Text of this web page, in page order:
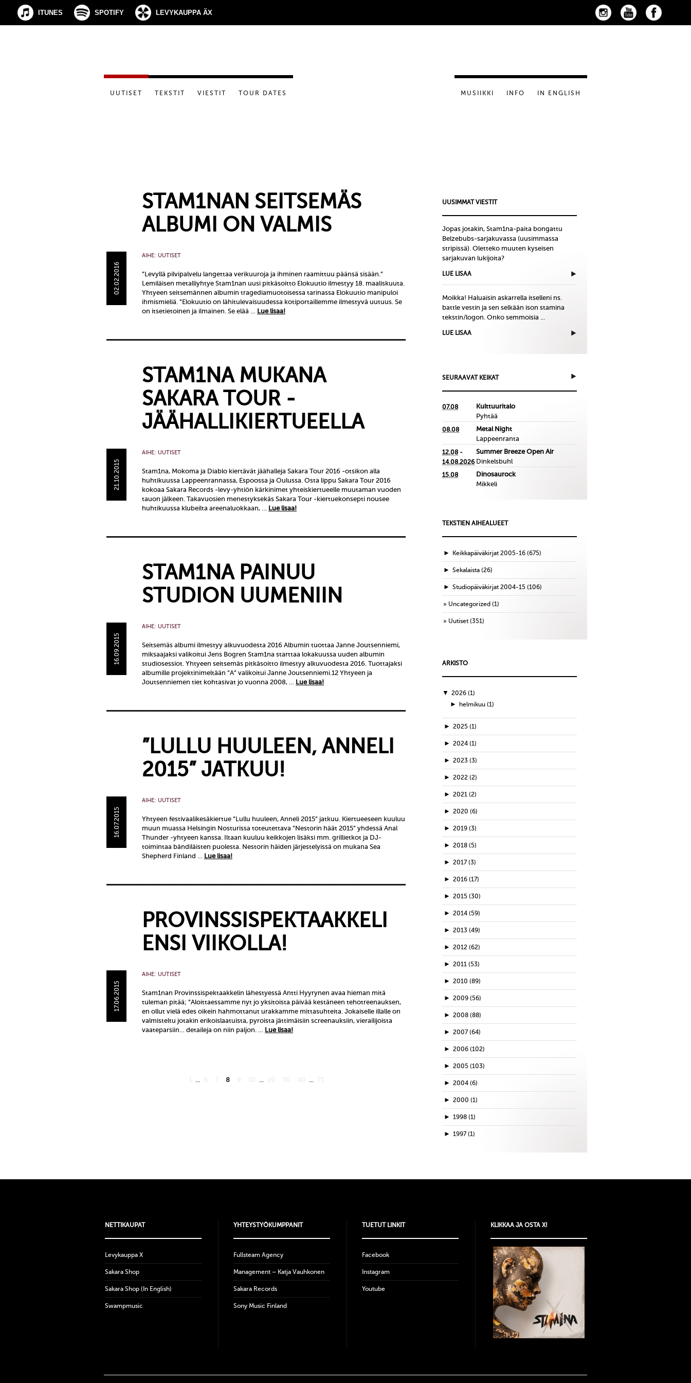
ITUNES SPOTIFY LEVYKAUPPA ÄX
UUTISET TEKSTIT VIESTIT TOUR DATES MUSIIKKI INFO IN ENGLISH
STAM1NAN SEITSEMÄS
ALBUMI ON VALMIS
02.02.2016
AIHE: UUTISET
”Levyllä pilvipalvelu langettaa verikuuroja ja ihminen raamittuu päänsä sisään.”
Lemiläisen metalliyhtye Stam1nan uusi pitkäsoitto Elokuutio ilmestyy 18. maaliskuuta.
Yhtyeen seitsemännen albumin tragediamuotoisessa tarinassa Elokuutio manipuloi
ihmismieliä. ”Elokuutio on lähitulevaisuudessa kotiportaillemme ilmestyvä uutuus. Se
on itsetietoinen ja ilmainen. Se elää … Lue lisaa!
STAM1NA MUKANA
SAKARA TOUR -
JÄÄHALLIKIERTUEELLA
21.10.2015
AIHE: UUTISET
Stam1na, Mokoma ja Diablo kiertävät jäähalleja Sakara Tour 2016 -otsikon alla
huhtikuussa Lappeenrannassa, Espoossa ja Oulussa. Osta lippu Sakara Tour 2016
kokoaa Sakara Records -levy-yhtiön kärkinimet yhteiskiertueelle muutaman vuoden
tauon jälkeen. Takavuosien menestyksekäs Sakara Tour -kiertuekonsepti nousee
huhtikuussa klubeilta areenaluokkaan, … Lue lisaa!
STAM1NA PAINUU
STUDION UUMENIIN
16.09.2015
AIHE: UUTISET
Seitsemäs albumi ilmestyy alkuvuodesta 2016 Albumin tuottaa Janne Joutsenniemi,
miksaajaksi valikoitui Jens Bogren Stam1na starttaa lokakuussa uuden albumin
studiosessiot. Yhtyeen seitsemäs pitkäsoitto ilmestyy alkuvuodesta 2016. Tuottajaksi
albumille projektinimeltään ”A” valikoitui Janne Joutsenniemi.12 Yhtyeen ja
Joutsenniemen tiet kohtasivat jo vuonna 2008, … Lue lisaa!
”LULLU HUULEEN, ANNELI
2015” JATKUU!
16.07.2015
AIHE: UUTISET
Yhtyeen festivaalikesäkiertue ”Lullu huuleen, Anneli 2015” jatkuu. Kiertueeseen kuuluu
muun muassa Helsingin Nosturissa toteutettava ”Nestorin häät 2015” yhdessä Anal
Thunder -yhtyeen kanssa. Iltaan kuuluu keikkojen lisäksi mm. grillietkot ja DJ-
toimintaa bändiläisten puolesta. Nestorin häiden järjestelyissä on mukana Sea
Shepherd Finland … Lue lisaa!
PROVINSSISPEKTAAKKELI
ENSI VIIKOLLA!
17.06.2015
AIHE: UUTISET
Stam1nan Provinssispektaakkelin lähestyessä Antti Hyyrynen avaa hieman mitä
tuleman pitää; ”Aloittaessamme nyt jo yksitoista päivää kestäneen tehotreenauksen,
en ollut vielä edes oikein hahmottanut urakkamme mittasuhteita. Jokaiselle illalle on
valmisteltu jotakin erikoislaatuista, pyroista jättimäisiin screenauksiin, vierailijoista
vaateparsiin… detaileja on niin paljon. … Lue lisaa!
... 8 ... ...
UUSIMMAT VIESTIT
Jopas jotakin, Stam1na-paita bongattu
Belzebubs-sarjakuvassa (uusimmassa
stripissä). Oletteko muuten kyseisen
sarjakuvan lukijoita?
LUE LISAA
Moikka! Haluaisin askarrella itselleni ns.
battle vestin ja sen selkään ison stamina
tekstin/logon. Onko semmoisia ...
LUE LISAA
SEURAAVAT KEIKAT
07.08
Kulttuuritalo
Pyhtää
08.08
Metal Night
Lappeenranta
12.08 -
14.08.2026
Summer Breeze Open Air
Dinkelsbuhl
15.08
Dinosaurock
Mikkeli
TEKSTIEN AIHEALUEET
► Keikkapäiväkirjat 2005-16 (675)
► Sekalaista (26)
► Studiopäiväkirjat 2004-15 (106)
Uncategorized (1)
Uutiset (351)
ARKISTO
▼ 2026 (1)
► helmikuu (1)
► 2025 (1)
► 2024 (1)
► 2023 (3)
► 2022 (2)
► 2021 (2)
► 2020 (6)
► 2019 (3)
► 2018 (5)
► 2017 (3)
► 2016 (17)
► 2015 (30)
► 2014 (59)
► 2013 (49)
► 2012 (62)
► 2011 (53)
► 2010 (89)
► 2009 (56)
► 2008 (88)
► 2007 (64)
► 2006 (102)
► 2005 (103)
► 2004 (6)
► 2000 (1)
► 1998 (1)
► 1997 (1)
NETTIKAUPAT
Levykauppa X
Sakara Shop
Sakara Shop (In English)
Swampmusic
YHTEYSTYÖKUMPPANIT
Fullsteam Agency
Management – Katja Vauhkonen
Sakara Records
Sony Music Finland
TUETUT LINKIT
Facebook
Instagram
Youtube
KLIKKAA JA OSTA X!